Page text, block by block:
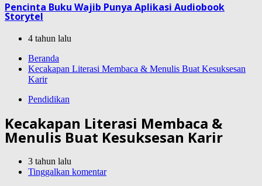
Pencinta Buku Wajib Punya Aplikasi Audiobook
Storytel
4 tahun lalu
Beranda
Kecakapan Literasi Membaca & Menulis Buat Kesuksesan
Karir
Pendidikan
Kecakapan Literasi Membaca &
Menulis Buat Kesuksesan Karir
3 tahun lalu
Tinggalkan komentar